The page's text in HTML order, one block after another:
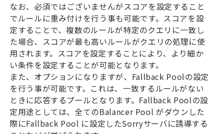
なお、必須ではございませんがスコアを設定すること
でルールに重み付けを行う事も可能です。スコアを設
定することで、複数のルールが特定のクエリに一致し
た場合、スコアが最も高いルールがクエリの処理に使
用されます。スコアを設定することにより、より細か
い条件を設定することが可能となります。
また、オプションになりますが、 Fallback Poolの設定
を行う事が可能です。これは、一致するルールがない
ときに応答するプールとなります。 Fallback Poolの設
定用途としては、全てのBalancer Poolがダウンした
際にFallback Pool に設定したSorryサーバに誘導する